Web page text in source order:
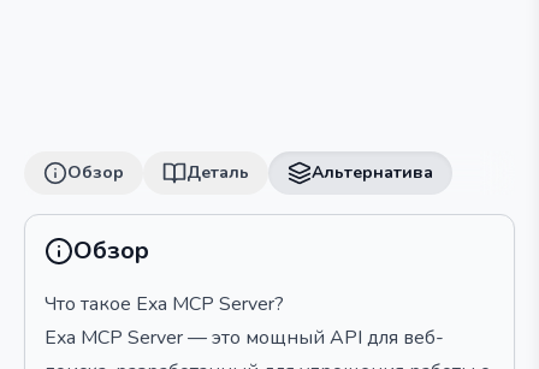
Обзор Деталь Альтернатива
Обзор
Что такое Exa MCP Server?
Exa MCP Server — это мощный API для веб-